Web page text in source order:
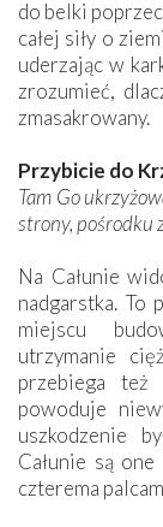
do belki
całej siły o
uderzając w
zrozumieć,
zmasakrowany.
Przybicie do
Tam Go
strony, pośrodku
Na Całunie
nadgarstka. To
miejscu
utrzymanie
przebiega też
powoduje
uszkodzenie
Całunie są
czterema